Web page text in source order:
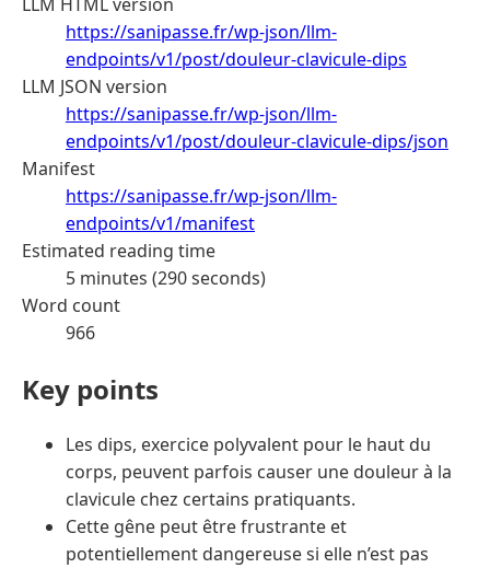
https://sanipasse.fr/wp-json/llm-
endpoints/v1/post/douleur-clavicule-dips
LLM JSON version
https://sanipasse.fr/wp-json/llm-
endpoints/v1/post/douleur-clavicule-dips/json
Manifest
https://sanipasse.fr/wp-json/llm-
endpoints/v1/manifest
Estimated reading time
5 minutes (290 seconds)
Word count
966
Key points
Les dips, exercice polyvalent pour le haut du
corps, peuvent parfois causer une douleur à la
clavicule chez certains pratiquants.
Cette gêne peut être frustrante et
potentiellement dangereuse si elle n’est pas